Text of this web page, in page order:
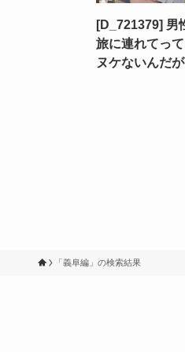
[D_721379] 男
旅に連れてっ
ヌケないんだ
「義阜編」の検索結果